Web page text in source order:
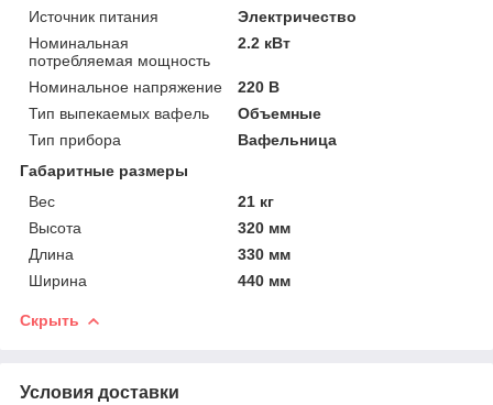
Источник питания
Электричество
Номинальная
потребляемая мощность
2.2 кВт
Номинальное напряжение
220 В
Тип выпекаемых вафель
Объемные
Тип прибора
Вафельница
Габаритные размеры
Вес
21 кг
Высота
320 мм
Длина
330 мм
Ширина
440 мм
Скрыть
Условия доставки